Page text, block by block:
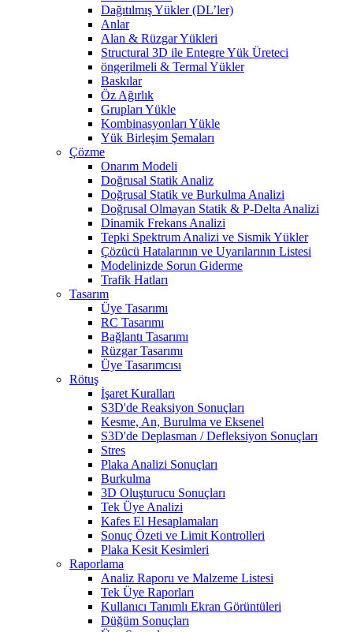
Dağıtılmış Yükler (DL’ler)
Anlar
Alan & Rüzgar Yükleri
Structural 3D ile Entegre Yük Üreteci
öngerilmeli & Termal Yükler
Baskılar
Öz Ağırlık
Grupları Yükle
Kombinasyonları Yükle
Yük Birleşim Şemaları
Çözme
Onarım Modeli
Doğrusal Statik Analiz
Doğrusal Statik ve Burkulma Analizi
Doğrusal Olmayan Statik & P-Delta Analizi
Dinamik Frekans Analizi
Tepki Spektrum Analizi ve Sismik Yükler
Çözücü Hatalarının ve Uyarılarının Listesi
Modelinizde Sorun Giderme
Trafik Hatları
Tasarım
Üye Tasarımı
RC Tasarımı
Bağlantı Tasarımı
Rüzgar Tasarımı
Üye Tasarımcısı
Rötuş
İşaret Kuralları
S3D'de Reaksiyon Sonuçları
Kesme, An, Burulma ve Eksenel
S3D'de Deplasman / Defleksiyon Sonuçları
Stres
Plaka Analizi Sonuçları
Burkulma
3D Oluşturucu Sonuçları
Tek Üye Analizi
Kafes El Hesaplamaları
Sonuç Özeti ve Limit Kontrolleri
Plaka Kesit Kesimleri
Raporlama
Analiz Raporu ve Malzeme Listesi
Tek Üye Raporları
Kullanıcı Tanımlı Ekran Görüntüleri
Düğüm Sonuçları